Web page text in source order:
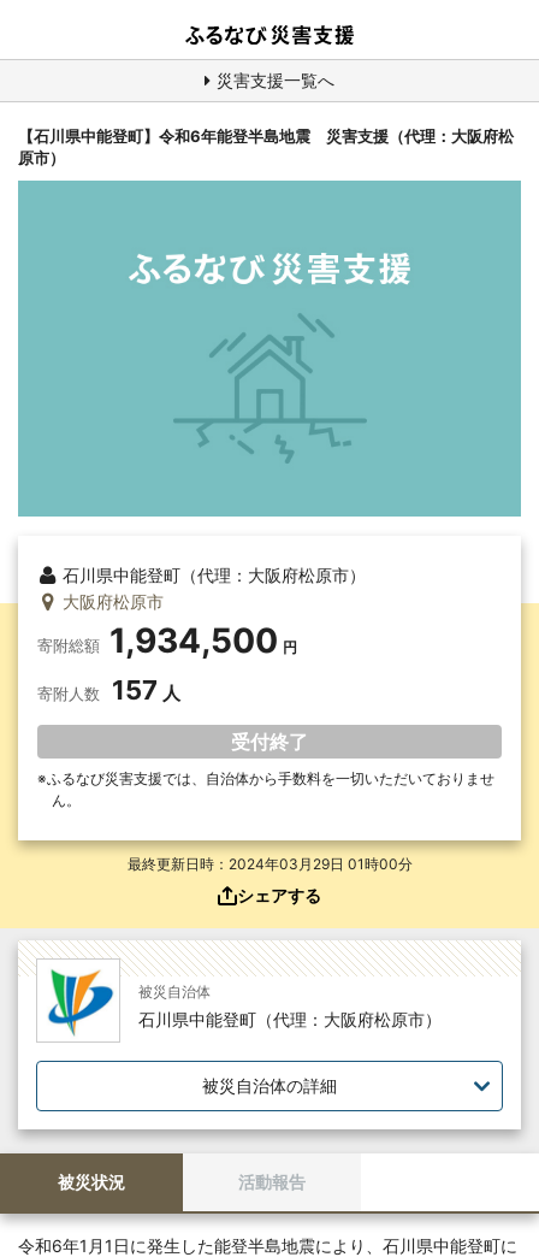
災害支援一覧へ
【石川県中能登町】令和6年能登半島地震 災害支援（代理：大阪府松
原市）
石川県中能登町（代理：大阪府松原市）
大阪府松原市
寄附総額 1,934,500
寄附人数 157
受付終了
ふるなび災害支援では、自治体から手数料を一切いただいておりませ
ん。
最終更新日時：2024年03月29日 01時00分
シェアする
被災状況 活動報告
被災自治体
石川県中能登町（代理：大阪府松原市）
被災自治体の詳細
令和6年1月1日に発生した能登半島地震により、石川県中能登町に